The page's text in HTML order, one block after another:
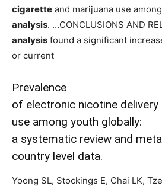
cigarette and marijuana use
analysis. …CONCLUSIONS AND
analysis found a significant
or current
Prevalence
of electronic nicotine delivery
use among youth globally:
a systematic review and
country level data.
Yoong SL, Stockings E, Chai LK,